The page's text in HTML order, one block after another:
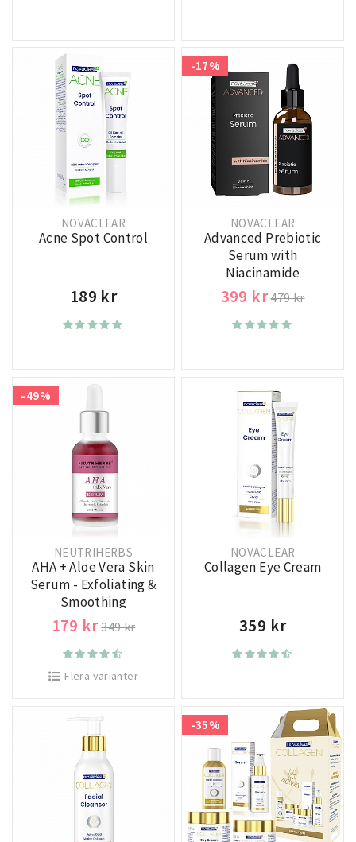
NOVACLEAR
Acne Spot Control
189 kr
-17%
NOVACLEAR
Advanced Prebiotic
Serum with
Niacinamide
399 kr479 kr
-49%
NEUTRIHERBS
AHA + Aloe Vera Skin
Serum - Exfoliating &
Smoothing
179 kr349 kr
Flera varianter
NOVACLEAR
Collagen Eye Cream
359 kr
-35%